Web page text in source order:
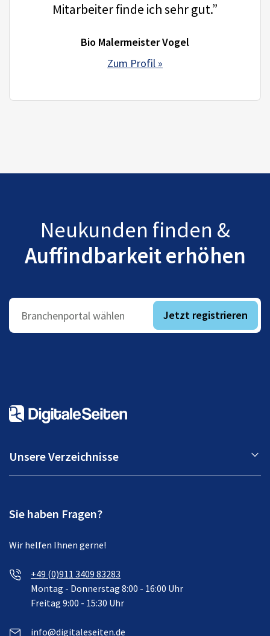
Mitarbeiter finde ich sehr gut.”
Bio Malermeister Vogel
Zum Profil »
Neukunden finden &
Auffindbarkeit erhöhen
Branchenportal wählen Jetzt registrieren
Unsere Verzeichnisse
Sie haben Fragen?
Wir helfen Ihnen gerne!
+49 (0)911 3409 83283
Montag - Donnerstag 8:00 - 16:00 Uhr
Freitag 9:00 - 15:30 Uhr
info@digitaleseiten.de